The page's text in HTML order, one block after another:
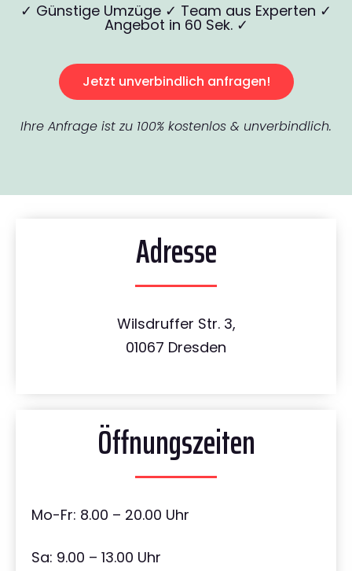
✓ Günstige Umzüge ✓ Team aus Experten ✓
Angebot in 60 Sek. ✓
Jetzt unverbindlich anfragen!
Ihre Anfrage ist zu 100% kostenlos & unverbindlich.
Adresse
Wilsdruffer Str. 3,
01067 Dresden
Öffnungszeiten
Mo-Fr: 8.00 – 20.00 Uhr
Sa: 9.00 – 13.00 Uhr